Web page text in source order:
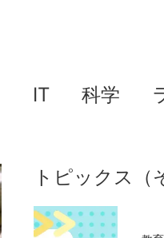
IT 科学
トピックス（